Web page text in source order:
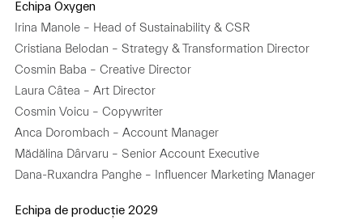
Echipa Oxygen
Irina Manole – Head of Sustainability & CSR
Cristiana Belodan – Strategy & Transformation Director
Cosmin Baba – Creative Director
Laura Câtea – Art Director
Cosmin Voicu – Copywriter
Anca Dorombach – Account Manager
Mădălina Dârvaru – Senior Account Executive
Dana-Ruxandra Panghe – Influencer Marketing Manager
Echipa de producție 2029